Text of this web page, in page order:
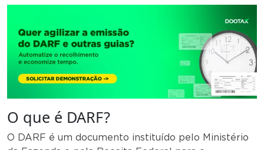
O que é DARF?
O DARF é um documento instituído pelo Ministério